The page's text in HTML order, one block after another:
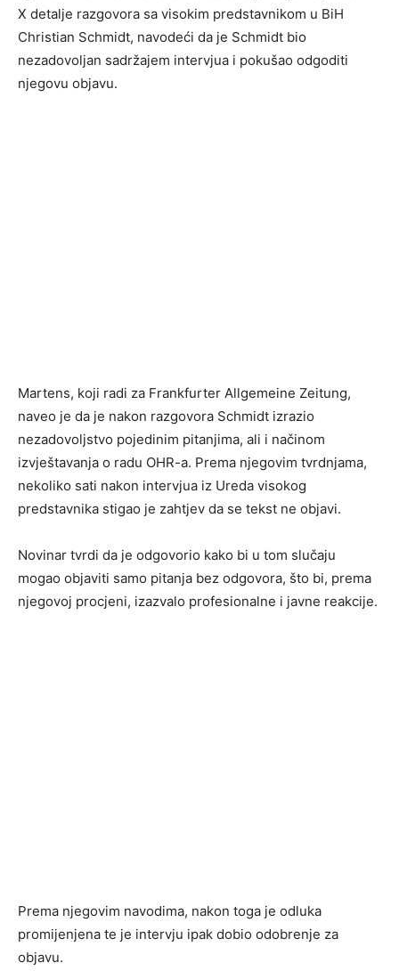
X detalje razgovora sa visokim predstavnikom u BiH
Christian Schmidt, navodeći da je Schmidt bio
nezadovoljan sadržajem intervjua i pokušao odgoditi
njegovu objavu.
Martens, koji radi za Frankfurter Allgemeine Zeitung,
naveo je da je nakon razgovora Schmidt izrazio
nezadovoljstvo pojedinim pitanjima, ali i načinom
izvještavanja o radu OHR-a. Prema njegovim tvrdnjama,
nekoliko sati nakon intervjua iz Ureda visokog
predstavnika stigao je zahtjev da se tekst ne objavi.
Novinar tvrdi da je odgovorio kako bi u tom slučaju
mogao objaviti samo pitanja bez odgovora, što bi, prema
njegovoj procjeni, izazvalo profesionalne i javne reakcije.
Prema njegovim navodima, nakon toga je odluka
promijenjena te je intervju ipak dobio odobrenje za
objavu.